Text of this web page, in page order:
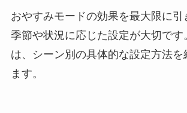
おやすみモードの効果を最大限に引
季節や状況に応じた設定が大切です
は、シーン別の具体的な設定方法を
ます。